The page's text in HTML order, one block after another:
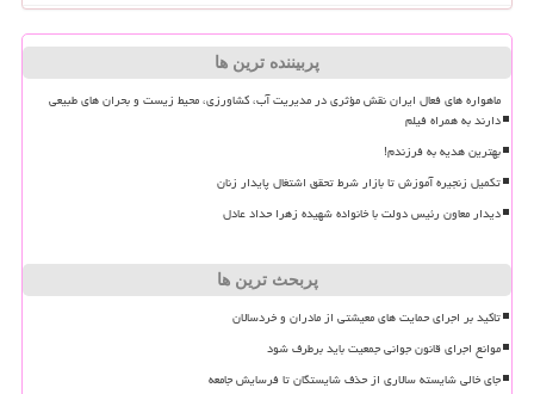
پربیننده ترین ها
ماهواره های فعال ایران نقش مؤثری در مدیریت آب، کشاورزی، محیط زیست و بحران های طبیعی
دارند به همراه فیلم
بهترین هدیه به فرزندم!
تکمیل زنجیره آموزش تا بازار شرط تحقق اشتغال پایدار زنان
دیدار معاون رئیس دولت با خانواده شهیده زهرا حداد عادل
پربحث ترین ها
تاکید بر اجرای حمایت های معیشتی از مادران و خردسالان
موانع اجرای قانون جوانی جمعیت باید برطرف شود
جای خالی شایسته سالاری از حذف شایستگان تا فرسایش جامعه